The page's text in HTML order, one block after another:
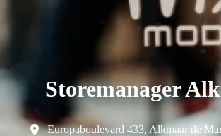
Storemanager
Europaboulevard 433, Alkmaar de